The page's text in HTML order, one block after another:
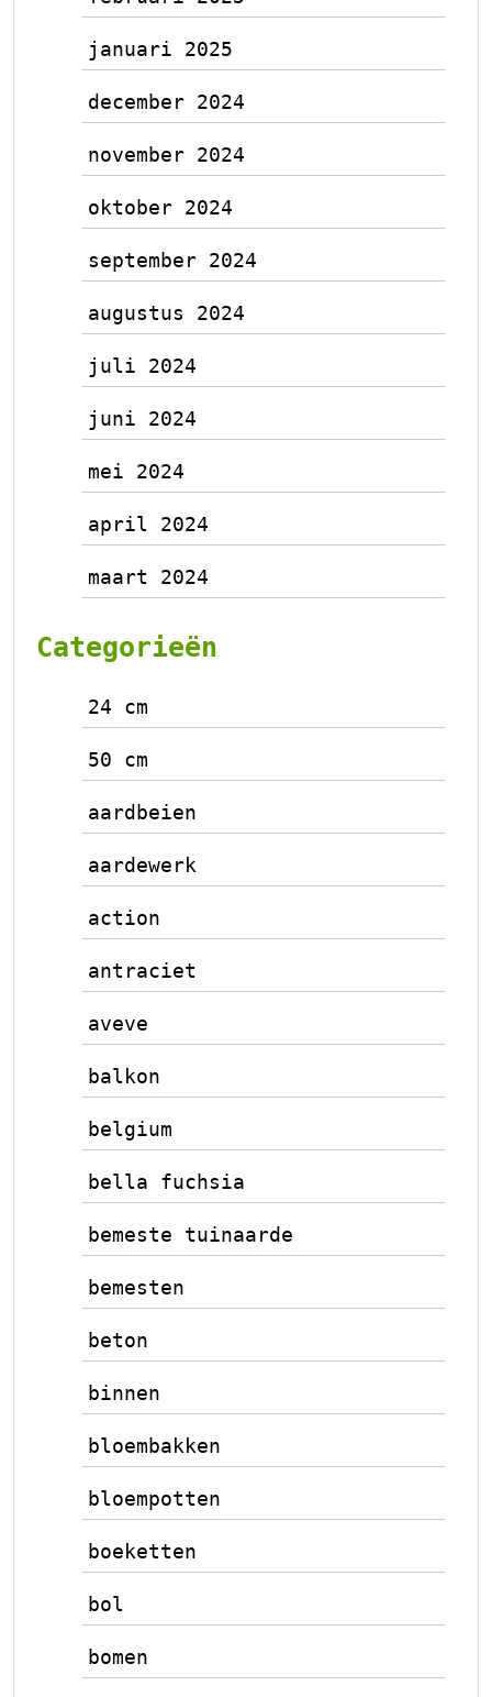
januari 2025
december 2024
november 2024
oktober 2024
september 2024
augustus 2024
juli 2024
juni 2024
mei 2024
april 2024
maart 2024
Categorieën
24 cm
50 cm
aardbeien
aardewerk
action
antraciet
aveve
balkon
belgium
bella fuchsia
bemeste tuinaarde
bemesten
beton
binnen
bloembakken
bloempotten
boeketten
bol
bomen